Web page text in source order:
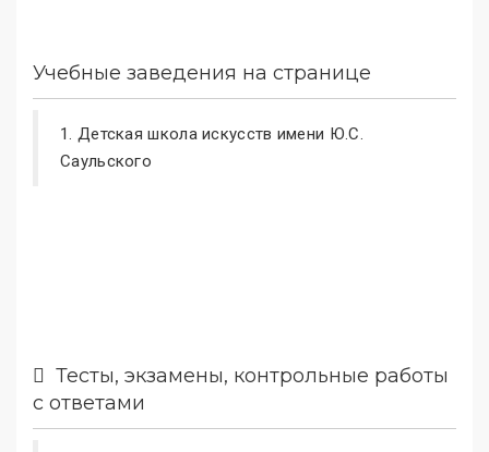
Учебные заведения на странице
1. Детская школа искусств имени Ю.С.
Саульского
Тесты, экзамены, контрольные работы
с ответами